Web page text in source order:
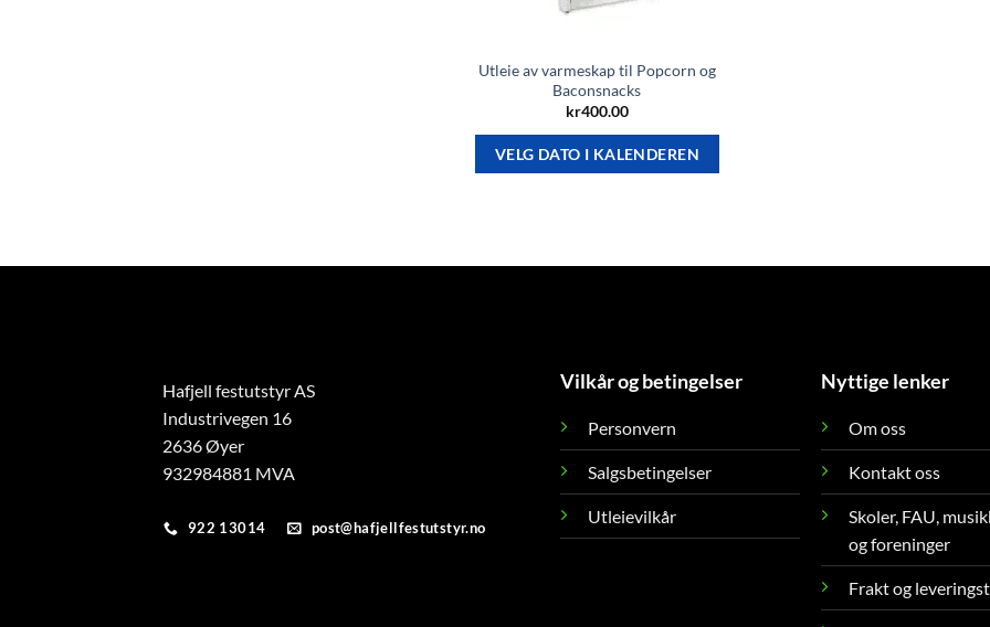
Utleie av varmeskap til Popcorn og
Baconsnacks
kr400.00
VELG DATO I KALENDEREN
Hafjell festutstyr AS
Industrivegen 16
2636 Øyer
932984881 MVA
922 13014 post@hafjellfestutstyr.no
Vilkår og betingelser
Personvern
Salgsbetingelser
Utleievilkår
Nyttige lenker
Om oss
Kontakt oss
Skoler, FAU,
og foreninger
Frakt og